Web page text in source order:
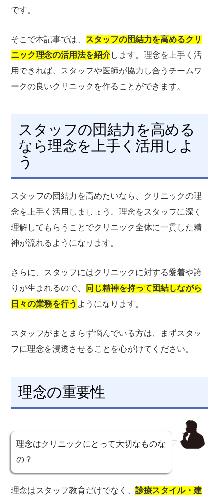
です。
そこで本記事では、 スタッフの団結力を高めるクリ
ニック理念の活用法を紹介します。理念を上手く活
用できれば、スタッフや医師が協力し合うチームワ
ークの良いクリニックを作ることができます。
スタッフの団結力を高める
なら理念を上手く活用しよ
う
スタッフの団結力を高めたいなら、クリニックの理
念を上手く活用しましょう。理念をスタッフに深く
理解してもらうことでクリニック全体に一貫した精
神が流れるようになります。
さらに、スタッフにはクリニックに対する愛着や誇
りが生まれるので、
同じ精神を持って団結しながら
日々の業務を行う ようになります。
スタッフがまとまらず悩んでいる方は、まずスタッ
フに理念を浸透させることを心がけてください。
理念の重要性
理念はクリニックにとって大切なものな
の？
理念はスタッフ教育だけでなく、診療スタイル・建